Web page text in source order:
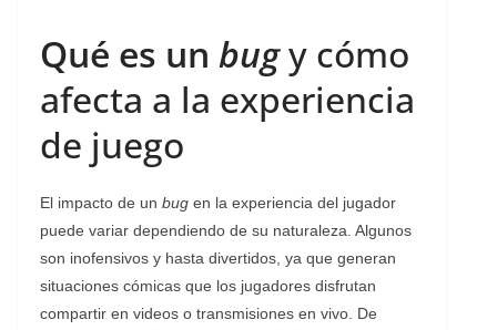
Qué es un bugy cómo
afecta a la experiencia
de juego
El impacto de un bug en la experiencia del jugador
puede variar dependiendo de su naturaleza. Algunos
son inofensivos y hasta divertidos, ya que generan
situaciones cómicas que los jugadores disfrutan
compartir en videos o transmisiones en vivo. De